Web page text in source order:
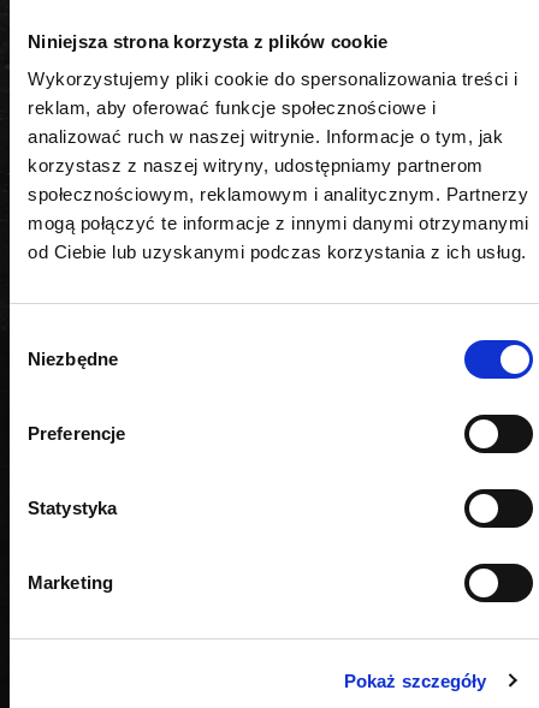
Niniejsza strona korzysta z plików cookie
Wykorzystujemy pliki cookie do spersonalizowania treści i
reklam, aby oferować funkcje społecznościowe i
analizować ruch w naszej witrynie. Informacje o tym, jak
korzystasz z naszej witryny, udostępniamy partnerom
społecznościowym, reklamowym i analitycznym. Partnerzy
mogą połączyć te informacje z innymi danymi otrzymanymi
od Ciebie lub uzyskanymi podczas korzystania z ich usług.
zgody
Niezbędne
Preferencje
Statystyka
Marketing
Pokaż szczegóły
akcesoria diagnostyczne ROOKS projektowane są z
precyzję. Wybierając detektor CO2 ROOKS OK-
02.0930, masz pewność, że każda diagnoza będzie
szybka, dokładna i bezpieczna dla silnika.
PODOBNE PRODUKTY